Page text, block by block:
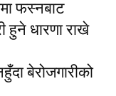
फस्नबाट
हुने धारणा राखे
बेरोजगारीको